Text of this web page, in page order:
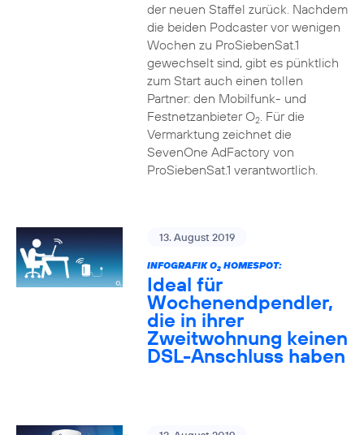
der neuen Staffel zurück. Nachdem
die beiden Podcaster vor wenigen
Wochen zu ProSiebenSat.1
gewechselt sind, gibt es pünktlich
zum Start auch einen tollen
Partner: den Mobilfunk- und
Festnetzanbieter O2. Für die
Vermarktung zeichnet die
SevenOne AdFactory von
ProSiebenSat.1 verantwortlich.
13. August 2019
INFOGRAFIK O2HOMESPOT:
Ideal für
Wochenendpendler,
die in ihrer
Zweitwohnung keinen
DSL-Anschluss haben